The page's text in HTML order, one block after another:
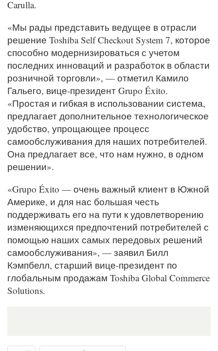
Carulla.
«Мы рады представить ведущее в отрасли
решение Toshiba Self Checkout System 7, которое
способно модернизироваться с учетом
последних инноваций и разработок в области
розничной торговли», — отметил Камило
Гальего, вице-президент Grupo Éxito.
«Простая и гибкая в использовании система,
предлагает дополнительное технологическое
удобство, упрощающее процесс
самообслуживания для наших потребителей.
Она предлагает все, что нам нужно, в одном
решении».
«Grupo Éxito — очень важный клиент в Южной
Америке, и для нас большая честь
поддерживать его на пути к удовлетворению
изменяющихся предпочтений потребителей с
помощью наших самых передовых решений
самообслуживания», — заявил Билл
Кэмпбелл, старший вице-президент по
глобальным продажам Toshiba Global Commerce
Solutions.